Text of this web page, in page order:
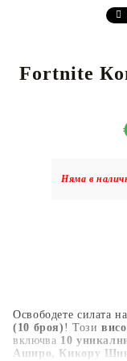
Fortnite
Няма в
Освободете силата
(10 броя) ! Този
включва 10
Аширо, Кикору